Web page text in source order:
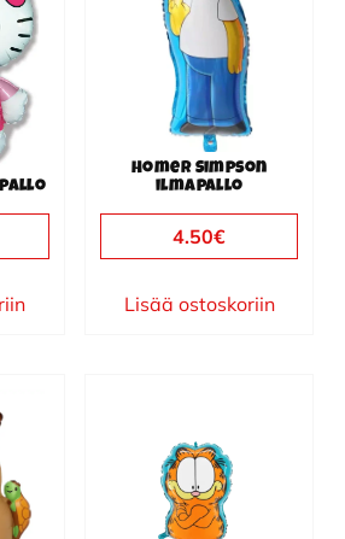
Homer Simpson
ilmapallo
4.50€
Lisää ostoskoriin